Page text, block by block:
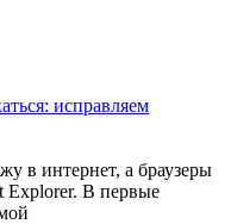
исправляем
в интернет, а браузеры
Explorer. В первые